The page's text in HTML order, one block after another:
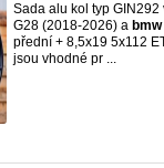
Sada alu kol typ
G28 (2018-2026) a bmw
přední + 8,5x19 5x112
jsou vhodné pr ...